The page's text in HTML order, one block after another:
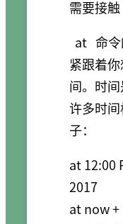
需要接触
at 命
紧跟着
间。时
许多时
子：
at 12:00
2017
at now